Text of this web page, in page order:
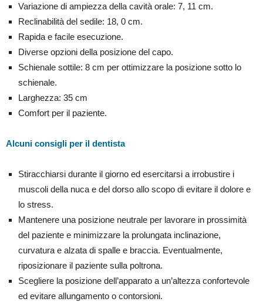
Variazione di ampiezza della cavità orale: 7, 11 cm.
Reclinabilità del sedile: 18, 0 cm.
Rapida e facile esecuzione.
Diverse opzioni della posizione del capo.
Schienale sottile: 8 cm per ottimizzare la posizione sotto lo
schienale.
Larghezza: 35 cm
Comfort per il paziente.
Alcuni consigli per il dentista
Stiracchiarsi durante il giorno ed esercitarsi a irrobustire i
muscoli della nuca e del dorso allo scopo di evitare il dolore e
lo stress.
Mantenere una posizione neutrale per lavorare in prossimità
del paziente e minimizzare la prolungata inclinazione,
curvatura e alzata di spalle e braccia. Eventualmente,
riposizionare il paziente sulla poltrona.
Scegliere la posizione dell’apparato a un’altezza confortevole
ed evitare allungamento o contorsioni.